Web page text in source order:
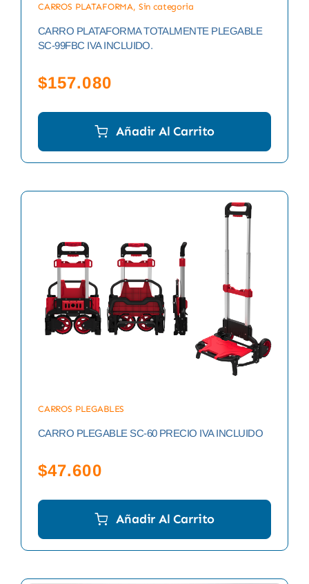
CARROS PLATAFORMA, Sin categoria
CARRO PLATAFORMA TOTALMENTE PLEGABLE
SC-99FBC IVA INCLUIDO.
$157.080
Añadir Al Carrito
CARROS PLEGABLES
CARRO PLEGABLE SC-60 PRECIO IVA INCLUIDO
$47.600
Añadir Al Carrito